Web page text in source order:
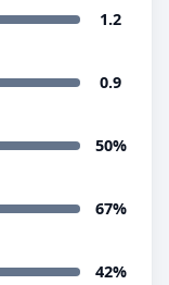
1.2
0.9
50%
67%
42%